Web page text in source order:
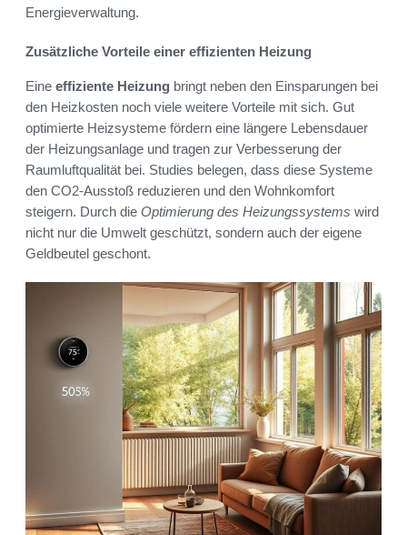
Energieverwaltung.
Zusätzliche Vorteile einer effizienten Heizung
Eine effiziente Heizung bringt neben den Einsparungen bei
den Heizkosten noch viele weitere Vorteile mit sich. Gut
optimierte Heizsysteme fördern eine längere Lebensdauer
der Heizungsanlage und tragen zur Verbesserung der
Raumluftqualität bei. Studies belegen, dass diese Systeme
den CO2-Ausstoß reduzieren und den Wohnkomfort
steigern. Durch die Optimierung des Heizungssystems wird
nicht nur die Umwelt geschützt, sondern auch der eigene
Geldbeutel geschont.